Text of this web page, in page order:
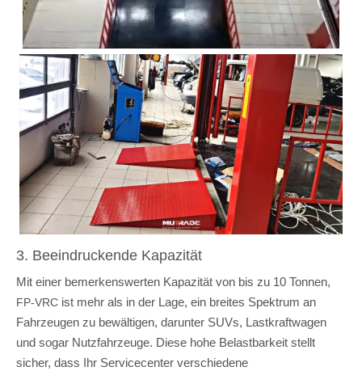
3. Beeindruckende Kapazität
Mit einer bemerkenswerten Kapazität von bis zu 10 Tonnen,
FP-VRC ist mehr als in der Lage, ein breites Spektrum an
Fahrzeugen zu bewältigen, darunter SUVs, Lastkraftwagen
und sogar Nutzfahrzeuge. Diese hohe Belastbarkeit stellt
sicher, dass Ihr Servicecenter verschiedene